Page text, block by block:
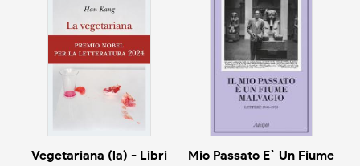
Vegetariana (la) - Libri
Mio Passato E` Un Fiume